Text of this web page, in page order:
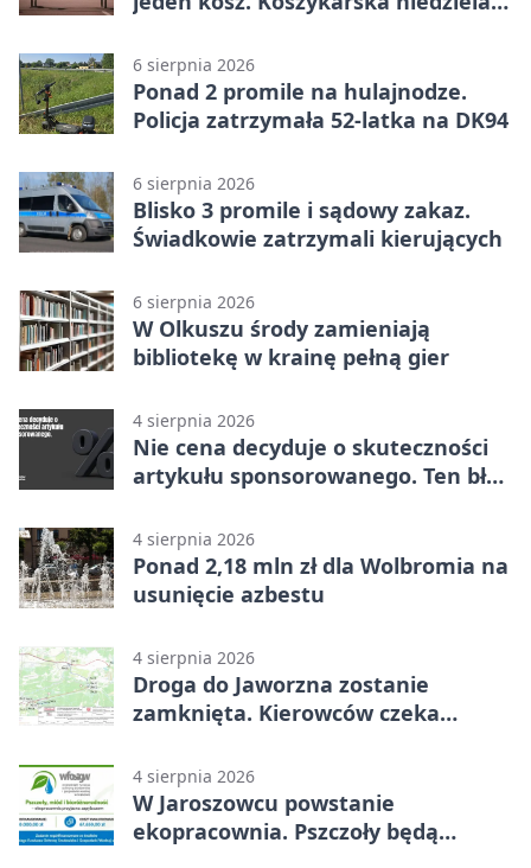
6 sierpnia 2026
Ponad 2 promile na hulajnodze.
Policja zatrzymała 52-latka na DK94
6 sierpnia 2026
Blisko 3 promile i sądowy zakaz.
Świadkowie zatrzymali kierujących
6 sierpnia 2026
W Olkuszu środy zamieniają
bibliotekę w krainę pełną gier
4 sierpnia 2026
Nie cena decyduje o skuteczności
artykułu sponsorowanego. Ten błąd
4 sierpnia 2026
Ponad 2,18 mln zł dla Wolbromia na
usunięcie azbestu
4 sierpnia 2026
Droga do Jaworzna zostanie
zamknięta. Kierowców czeka
4 sierpnia 2026
W Jaroszowcu powstanie
ekopracownia. Pszczoły będą